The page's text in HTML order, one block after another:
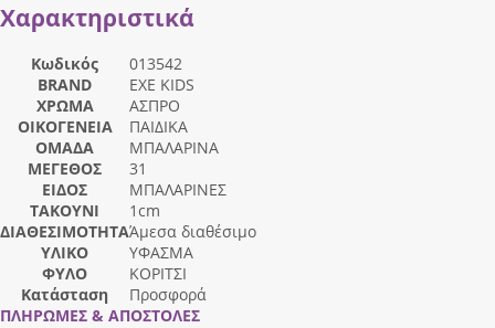
Χαρακτηριστικά
Κωδικός
013542
BRAND
EXE KIDS
ΧΡΩΜΑ
ΑΣΠΡΟ
ΟΙΚΟΓΕΝΕΙΑ
ΠΑΙΔΙΚΑ
ΟΜΑΔΑ
ΜΠΑΛΑΡΙΝΑ
ΜΕΓΕΘΟΣ
31
ΕΙΔΟΣ
ΜΠΑΛΑΡΙΝΕΣ
ΤΑΚΟΥΝΙ
1cm
ΔΙΑΘΕΣΙΜΟΤΗΤΑΆμεσα διαθέσιμο
ΥΛΙΚΟ
ΥΦΑΣΜΑ
ΦΥΛΟ
ΚΟΡΙΤΣΙ
Κατάσταση
Προσφορά
ΠΛΗΡΩΜΕΣ & ΑΠΟΣΤΟΛΕΣ